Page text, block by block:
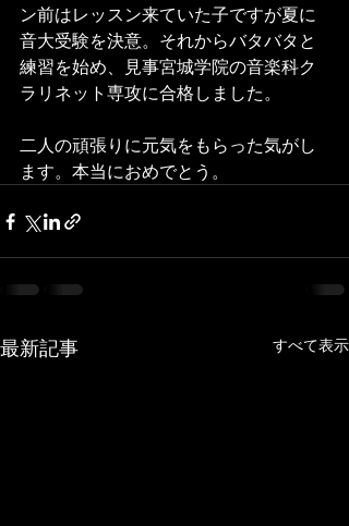
ン前はレッスン来ていた子ですが夏に
音大受験を決意。それからバタバタと
練習を始め、見事宮城学院の音楽科ク
ラリネット専攻に合格しました。
二人の頑張りに元気をもらった気がし
ます。本当におめでとう。
最新記事 すべて表示